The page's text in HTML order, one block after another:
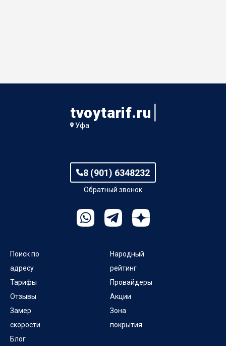
tvoytarif.ru
Уфа
8 (901) 6348232
Обратный звонок
Поиск по
адресу
Тарифы
Отзывы
Замер
скорости
Блог
Народный
рейтинг
Провайдеры
Акции
Зона
покрытия